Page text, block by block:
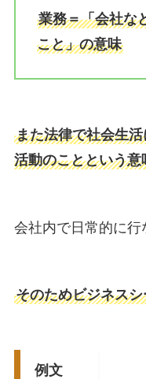
業務＝「会社な
こと」の意味
また法律で社会生
活動のことという意
会社内で日常的に行
そのためビジネス
例文